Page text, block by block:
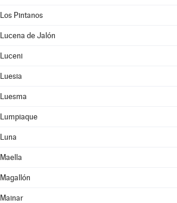
Los Pintanos
Lucena de Jalón
Luceni
Luesia
Luesma
Lumpiaque
Luna
Maella
Magallón
Mainar